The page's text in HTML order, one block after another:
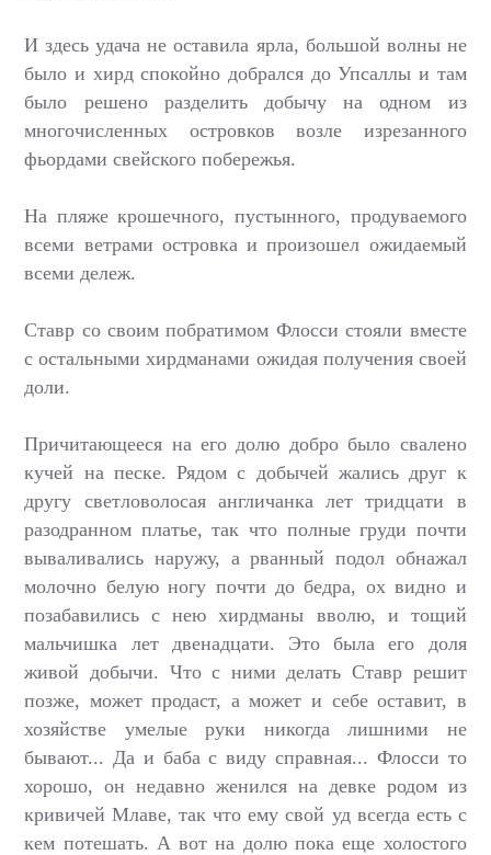
И здесь удача не оставила ярла, большой волны не
было и хирд спокойно добрался до Упсаллы и там
было решено разделить добычу на одном из
многочисленных островков возле изрезанного
фьордами свейского побережья.
На пляже крошечного, пустынного, продуваемого
всеми ветрами островка и произошел ожидаемый
всеми дележ.
Ставр со своим побратимом Флосси стояли вместе
с остальными хирдманами ожидая получения своей
доли.
Причитающееся на его долю добро было свалено
кучей на песке. Рядом с добычей жались друг к
другу светловолосая англичанка лет тридцати в
разодранном платье, так что полные груди почти
вываливались наружу, а рванный подол обнажал
молочно белую ногу почти до бедра, ох видно и
позабавились с нею хирдманы вволю, и тощий
мальчишка лет двенадцати. Это была его доля
живой добычи. Что с ними делать Ставр решит
позже, может продаст, а может и себе оставит, в
хозяйстве умелые руки никогда лишними не
бывают... Да и баба с виду справная... Флосси то
хорошо, он недавно женился на девке родом из
кривичей Млаве, так что ему свой уд всегда есть с
кем потешать. А вот на долю пока еще холостого